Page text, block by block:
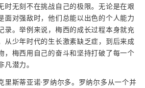
时无刻不在挑战自己的极限。无论是在艰
面对强敌时，他们总能以出色的个人能力
录。举例来说，梅西的成长过程本身就充
从少年时代的生长激素缺乏症，到后来成
，梅西用自己的奋斗和坚持打破了每一个
潜力。
里斯蒂亚诺·罗纳尔多。罗纳尔多从一个并